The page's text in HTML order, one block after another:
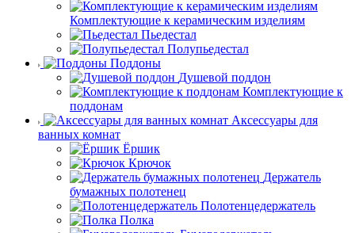
Комплектующие к керамическим изделиям
Пьедестал
Полупьедестал
Поддоны
Душевой поддон
Комплектующие к
поддонам
Аксессуары для
ванных комнат
Ёршик
Крючок
Держатель
бумажных полотенец
Полотенцедержатель
Полка